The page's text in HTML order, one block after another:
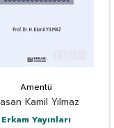
Amentü
Kamil Yılmaz
Erkam Yayınları